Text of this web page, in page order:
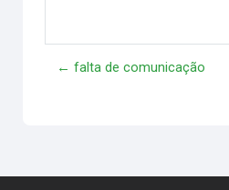
← falta de comunicação